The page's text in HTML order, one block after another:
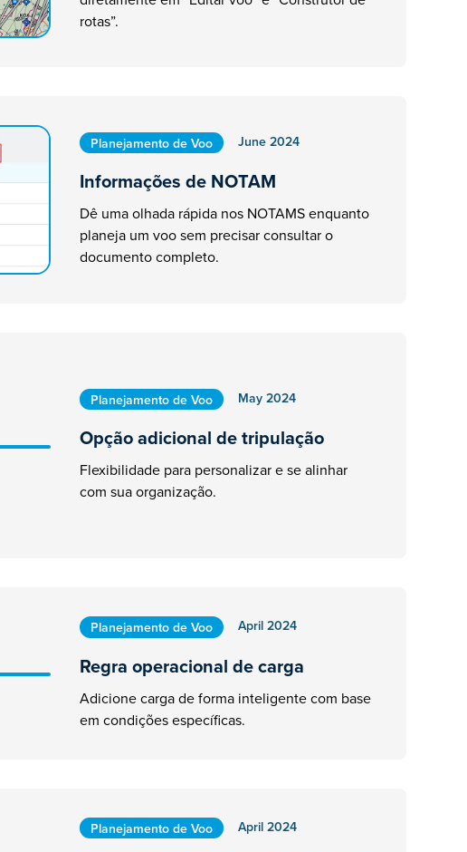
rotas”.
Planejamento de Voo June 2024
Informações de NOTAM
Dê uma olhada rápida nos NOTAMS enquanto
planeja um voo sem precisar consultar o
documento completo.
Planejamento de Voo May 2024
Opção adicional de tripulação
Flexibilidade para personalizar e se alinhar
com sua organização.
Planejamento de Voo April 2024
Regra operacional de carga
Adicione carga de forma inteligente com base
em condições específicas.
Planejamento de Voo April 2024